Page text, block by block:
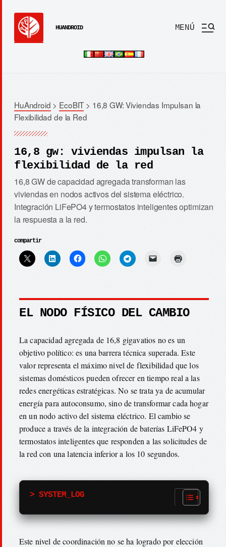
HUANDROID MENÚ
HuAndroid > EcoBIT > 16,8 GW: Viviendas Impulsan la
Flexibilidad de la Red
16,8 gw: viviendas impulsan la
flexibilidad de la red
16,8 GW de capacidad agregada transforman las
viviendas en nodos activos del sistema eléctrico.
Integración LiFePO4 y termostatos inteligentes optimizan
la respuesta a la red.
compartir
EL NODO FÍSICO DEL CAMBIO
La capacidad agregada de 16,8 gigavatios no es un
objetivo político: es una barrera técnica superada. Este
valor representa el máximo nivel de flexibilidad que los
sistemas domésticos pueden ofrecer en tiempo real a las
redes energéticas estratégicas. No se trata ya de acumular
energía para autoconsumo, sino de transformar cada hogar
en un nodo activo del sistema eléctrico. El cambio se
produce a través de la integración de baterías LiFePO4 y
termostatos inteligentes que responden a las solicitudes de
la red con una latencia inferior a los 10 segundos.
> SYSTEM_LOG
Este nivel de coordinación no se ha logrado por elección